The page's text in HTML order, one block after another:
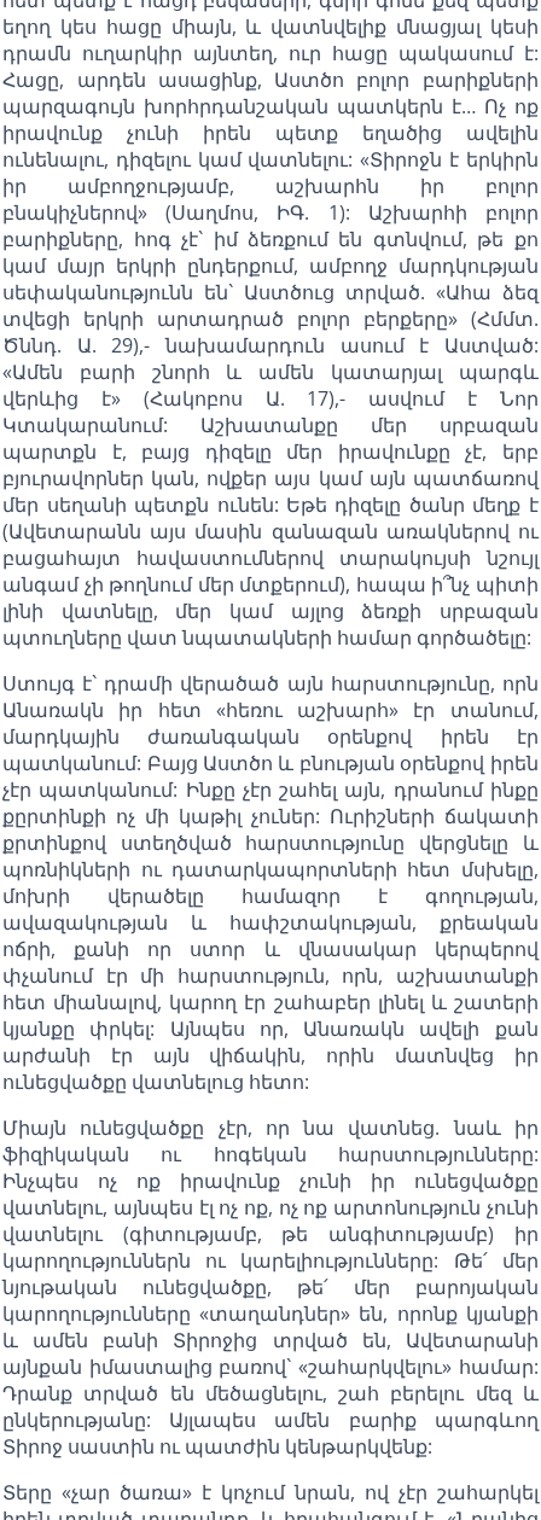
եղող կես հացը միայն, և վատնվելիք մնացյալ կեսի
դրամն ուղարկիր այնտեղ, ուր հացը պակասում է:
Հացը, արդեն ասացինք, Աստծո բոլոր բարիքների
պարզագույն խորհրդանշական պատկերն է… Ոչ ոք
իրավունք չունի իրեն պետք եղածից ավելին
ունենալու, դիզելու կամ վատնելու: «Տիրոջն է երկիրն
իր ամբողջությամբ, աշխարհն իր բոլոր
բնակիչներով» (Սաղմոս, ԻԳ. 1): Աշխարհի բոլոր
բարիքները, հոգ չէ` իմ ձեռքում են գտնվում, թե քո
կամ մայր երկրի ընդերքում, ամբողջ մարդկության
սեփականությունն են` Աստծուց տրված. «Ահա ձեզ
տվեցի երկրի արտադրած բոլոր բերքերը» (Հմմտ.
Ծննդ. Ա. 29),- նախամարդուն ասում է Աստված:
«Ամեն բարի շնորհ և ամեն կատարյալ պարգև
վերևից է» (Հակոբոս Ա. 17),- ասվում է Նոր
Կտակարանում: Աշխատանքը մեր սրբազան
պարտքն է, բայց դիզելը մեր իրավունքը չէ, երբ
բյուրավորներ կան, ովքեր այս կամ այն պատճառով
մեր սեղանի պետքն ունեն: Եթե դիզելը ծանր մեղք է
(Ավետարանն այս մասին զանազան առակներով ու
բացահայտ հավաստումներով տարակույսի նշույլ
անգամ չի թողնում մեր մտքերում), հապա ի՞նչ պիտի
լինի վատնելը, մեր կամ այլոց ձեռքի սրբազան
պտուղները վատ նպատակների համար գործածելը:
Ստույգ է` դրամի վերածած այն հարստությունը, որն
Անառակն իր հետ «հեռու աշխարհ» էր տանում,
մարդկային ժառանգական օրենքով իրեն էր
պատկանում: Բայց Աստծո և բնության օրենքով իրեն
չէր պատկանում: Ինքը չէր շահել այն, դրանում ինքը
քըրտինքի ոչ մի կաթիլ չուներ: Ուրիշների ճակատի
քրտինքով ստեղծված հարստությունը վերցնելը և
պոռնիկների ու դատարկապորտների հետ մսխելը,
մոխրի վերածելը համազոր է գողության,
ավազակության և հափշտակության, քրեական
ոճրի, քանի որ ստոր և վնասակար կերպերով
փչանում էր մի հարստություն, որն, աշխատանքի
հետ միանալով, կարող էր շահաբեր լինել և շատերի
կյանքը փրկել: Այնպես որ, Անառակն ավելի քան
արժանի էր այն վիճակին, որին մատնվեց իր
ունեցվածքը վատնելուց հետո:
Միայն ունեցվածքը չէր, որ նա վատնեց. նաև իր
ֆիզիկական ու հոգեկան հարստությունները:
Ինչպես ոչ ոք իրավունք չունի իր ունեցվածքը
վատնելու, այնպես էլ ոչ ոք, ոչ ոք արտոնություն չունի
վատնելու (գիտությամբ, թե անգիտությամբ) իր
կարողություններն ու կարելիությունները: Թե՛ մեր
նյութական ունեցվածքը, թե՛ մեր բարոյական
կարողությունները «տաղանդներ» են, որոնք կյանքի
և ամեն բանի Տիրոջից տրված են, Ավետարանի
այնքան իմաստալից բառով` «շահարկվելու» համար:
Դրանք տրված են մեծացնելու, շահ բերելու մեզ և
ընկերությանը: Այլապես ամեն բարիք պարգևող
Տիրոջ սաստին ու պատժին կենթարկվենք:
Տերը «չար ծառա» է կոչում նրան, ով չէր շահարկել